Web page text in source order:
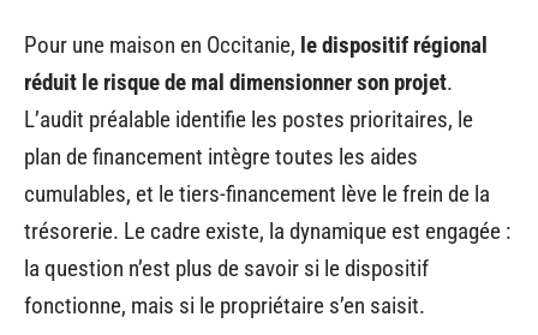
Pour une maison en Occitanie, le dispositif régional
réduit le risque de mal dimensionner son projet.
L’audit préalable identifie les postes prioritaires, le
plan de financement intègre toutes les aides
cumulables, et le tiers-financement lève le frein de la
trésorerie. Le cadre existe, la dynamique est engagée :
la question n’est plus de savoir si le dispositif
fonctionne, mais si le propriétaire s’en saisit.